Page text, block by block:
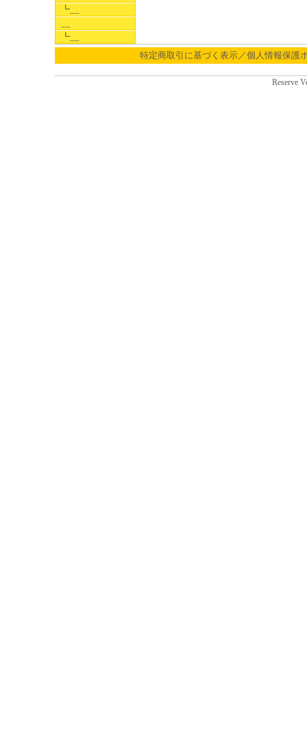
┗__
┗__
特定商取引に基づく表示／個人情報保護
Reserve